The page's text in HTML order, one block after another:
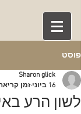
פוסט
לשון הרע
Sharon glick
16 ביוני
זמן קריאה 9